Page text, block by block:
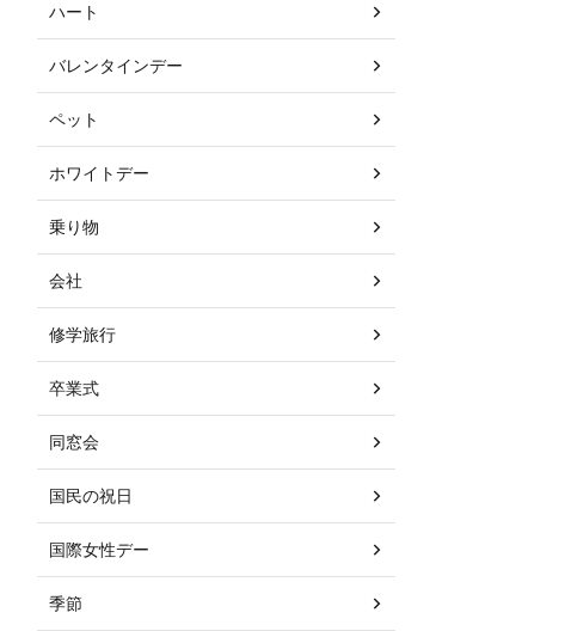
ハート
バレンタインデー
ペット
ホワイトデー
乗り物
会社
修学旅行
卒業式
同窓会
国民の祝日
国際女性デー
季節